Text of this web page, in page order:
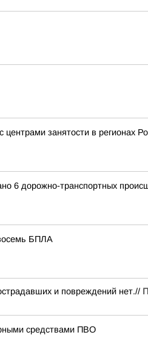
занятости в регионах
6 дорожно-транспортных
БПЛА
и повреждений нет.//
средствами ПВО